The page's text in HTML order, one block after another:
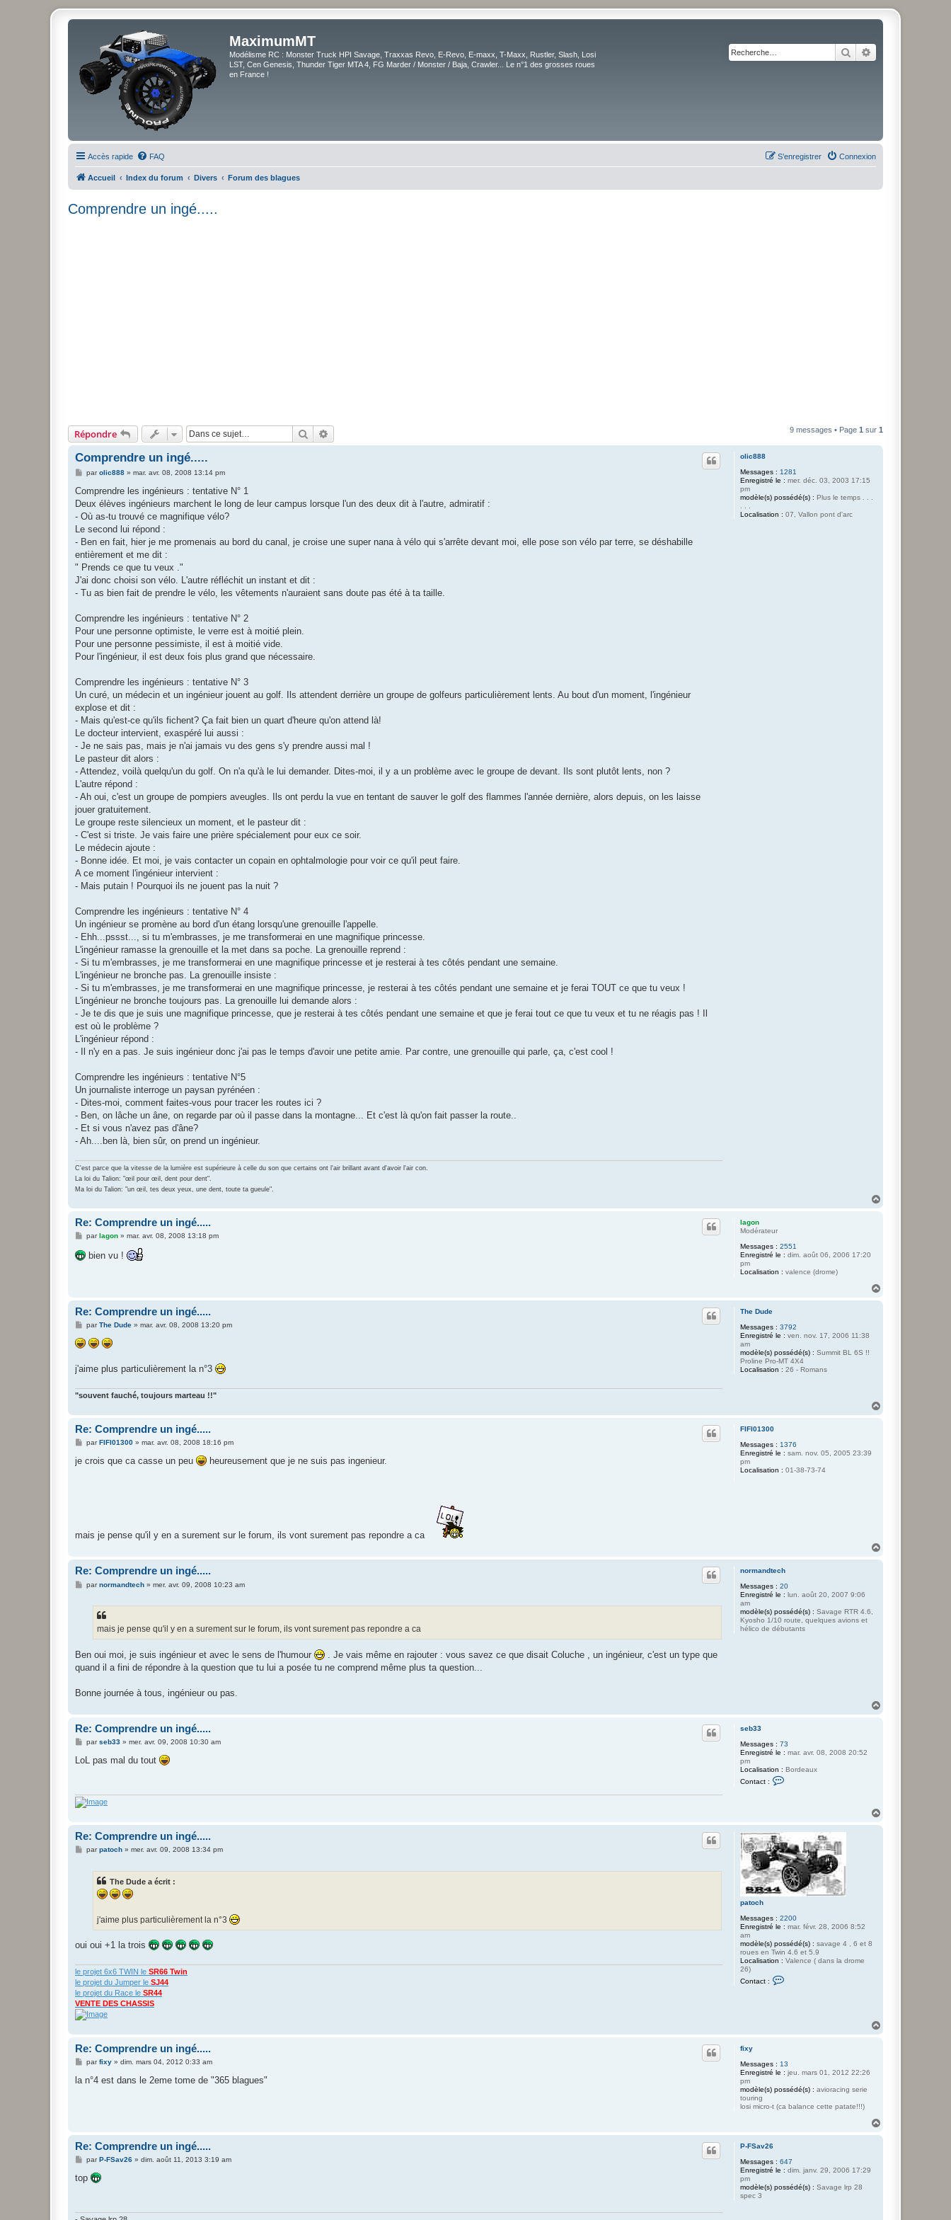
MaximumMT
Modélisme RC : Monster Truck HPI Savage, Traxxas Revo, E-Revo, E-maxx, T-Maxx, Rustler, Slash, Losi
LST, Cen Genesis, Thunder Tiger MTA 4, FG Marder / Monster / Baja, Crawler... Le n°1 des grosses roues
en France !
Rechercher
Accès rapide FAQ Connexion
S’enregistrer
Accueil Index du forum Divers Forum des blagues
Comprendre un ingé.....
Répondre Rechercher 9 messages • Page 1 sur 1
olic888
Messages : 1281
Enregistré le : mer. déc. 03, 2003 17:15
pm
modèle(s) possédé(s) : Plus le temps . . .
Localisation : 07, Vallon pont d'arc
Comprendre un ingé.....
M
s
a
g
parolic888» mar. avr. 08, 2008 13:14 pm
Comprendre les ingénieurs : tentative N° 1
Deux élèves ingénieurs marchent le long de leur campus lorsque l'un des deux dit à l'autre, admiratif :
- Où as-tu trouvé ce magnifique vélo?
Le second lui répond :
- Ben en fait, hier je me promenais au bord du canal, je croise une super nana à vélo qui s'arrête devant moi, elle pose son vélo par terre, se déshabille
entièrement et me dit :
" Prends ce que tu veux ."
J'ai donc choisi son vélo. L'autre réfléchit un instant et dit :
- Tu as bien fait de prendre le vélo, les vêtements n'auraient sans doute pas été à ta taille.
Comprendre les ingénieurs : tentative N° 2
Pour une personne optimiste, le verre est à moitié plein.
Pour une personne pessimiste, il est à moitié vide.
Pour l'ingénieur, il est deux fois plus grand que nécessaire.
Comprendre les ingénieurs : tentative N° 3
Un curé, un médecin et un ingénieur jouent au golf. Ils attendent derrière un groupe de golfeurs particulièrement lents. Au bout d'un moment, l'ingénieur
explose et dit :
- Mais qu'est-ce qu'ils fichent? Ça fait bien un quart d'heure qu'on attend là!
Le docteur intervient, exaspéré lui aussi :
- Je ne sais pas, mais je n'ai jamais vu des gens s'y prendre aussi mal !
Le pasteur dit alors :
- Attendez, voilà quelqu'un du golf. On n'a qu'à le lui demander. Dites-moi, il y a un problème avec le groupe de devant. Ils sont plutôt lents, non ?
L'autre répond :
- Ah oui, c'est un groupe de pompiers aveugles. Ils ont perdu la vue en tentant de sauver le golf des flammes l'année dernière, alors depuis, on les laisse
jouer gratuitement.
Le groupe reste silencieux un moment, et le pasteur dit :
- C'est si triste. Je vais faire une prière spécialement pour eux ce soir.
Le médecin ajoute :
- Bonne idée. Et moi, je vais contacter un copain en ophtalmologie pour voir ce qu'il peut faire.
A ce moment l'ingénieur intervient :
- Mais putain ! Pourquoi ils ne jouent pas la nuit ?
Comprendre les ingénieurs : tentative N° 4
Un ingénieur se promène au bord d'un étang lorsqu'une grenouille l'appelle.
- Ehh...pssst..., si tu m'embrasses, je me transformerai en une magnifique princesse.
L'ingénieur ramasse la grenouille et la met dans sa poche. La grenouille reprend :
- Si tu m'embrasses, je me transformerai en une magnifique princesse et je resterai à tes côtés pendant une semaine.
L'ingénieur ne bronche pas. La grenouille insiste :
- Si tu m'embrasses, je me transformerai en une magnifique princesse, je resterai à tes côtés pendant une semaine et je ferai TOUT ce que tu veux !
L'ingénieur ne bronche toujours pas. La grenouille lui demande alors :
- Je te dis que je suis une magnifique princesse, que je resterai à tes côtés pendant une semaine et que je ferai tout ce que tu veux et tu ne réagis pas ! Il
est où le problème ?
L'ingénieur répond :
- Il n'y en a pas. Je suis ingénieur donc j'ai pas le temps d'avoir une petite amie. Par contre, une grenouille qui parle, ça, c'est cool !
Comprendre les ingénieurs : tentative N°5
Un journaliste interroge un paysan pyrénéen :
- Dites-moi, comment faites-vous pour tracer les routes ici ?
- Ben, on lâche un âne, on regarde par où il passe dans la montagne... Et c'est là qu'on fait passer la route..
- Et si vous n'avez pas d'âne?
- Ah....ben là, bien sûr, on prend un ingénieur.
C'est parce que la vitesse de la lumière est supérieure à celle du son que certains ont l'air brillant avant d'avoir l'air con.
La loi du Talion: "œil pour œil, dent pour dent".
Ma loi du Talion: "un œil, tes deux yeux, une dent, toute ta gueule".
lagon
Modérateur
Messages : 2551
Enregistré le : dim. août 06, 2006 17:20
pm
Localisation : valence (drome)
Re: Comprendre un ingé.....
M
s
s
parlagon» mar. avr. 08, 2008 13:18 pm
bien vu !
The Dude
Messages : 3792
Enregistré le : ven. nov. 17, 2006 11:38
am
modèle(s) possédé(s) : Summit BL 6S !!
Proline Pro-MT 4X4
Localisation : 26 - Romans
Re: Comprendre un ingé.....
M
s
s
g
parThe Dude» mar. avr. 08, 2008 13:20 pm
j'aime plus particulièrement la n°3
"souvent fauché, toujours marteau !!"
FIFI01300
Messages : 1376
Enregistré le : sam. nov. 05, 2005 23:39
pm
Localisation : 01-38-73-74
Re: Comprendre un ingé.....
M
s
par FIFI01300» mar. avr. 08, 2008 18:16 pm
je crois que ca casse un peu heureusement que je ne suis pas ingenieur.
mais je pense qu'il y en a surement sur le forum, ils vont surement pas repondre a ca
normandtech
Messages : 20
Enregistré le : lun. août 20, 2007 9:06
am
modèle(s) possédé(s) : Savage RTR 4.6,
Kyosho 1/10 route, quelques avions et
hélico de débutants
Re: Comprendre un ingé.....
Mparnormandtech» mer. avr. 09, 2008 10:23 am
mais je pense qu'il y en a surement sur le forum, ils vont surement pas repondre a ca
Ben oui moi, je suis ingénieur et avec le sens de l'humour
. Je vais même en rajouter : vous savez ce que disait Coluche , un ingénieur, c'est un type que
quand il a fini de répondre à la question que tu lui a posée tu ne comprend même plus ta question...
Bonne journée à tous, ingénieur ou pas.
seb33
Messages : 73
Enregistré le : mar. avr. 08, 2008 20:52
pm
Localisation : Bordeaux
Contact :
r
s
e
b
3
3
Re: Comprendre un ingé.....
M
s
parseb33» mer. avr. 09, 2008 10:30 am
LoL pas mal du tout
patoch
Messages : 2200
Enregistré le : mar. févr. 28, 2006 8:52
am
modèle(s) possédé(s) : savage 4 , 6 et 8
roues en Twin 4.6 et 5.9
Localisation : Valence ( dans la drome
26)
Contact :
e
a
t
o
c
Re: Comprendre un ingé.....
Mparpatoch» mer. avr. 09, 2008 13:34 pm
The Dude a écrit :
j'aime plus particulièrement la n°3
oui oui +1 la trois
le projet 6x6 TWIN le SR66 Twin
le projet du Jumper le SJ44
le projet du Race le SR44
VENTE DES CHASSIS
fixy
Messages : 13
Enregistré le : jeu. mars 01, 2012 22:26
pm
modèle(s) possédé(s) : avioracing serie
touring
losi micro-t (ca balance cette patate!!!)
Re: Comprendre un ingé.....
M
s
parfixy» dim. mars 04, 2012 0:33 am
la n°4 est dans le 2eme tome de "365 blagues"
P-FSav26
Messages : 647
Enregistré le : dim. janv. 29, 2006 17:29
pm
modèle(s) possédé(s) : Savage lrp 28
spec 3
Re: Comprendre un ingé.....
M
s
s
par P-FSav26» dim. août 11, 2013 3:19 am
top